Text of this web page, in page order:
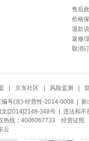
售后
价格
退款
返修/
取消
京东社区 风险监测
号(京)-经营性-2014-0008 | 新
文[2014]2148-348号| 违法和不
热线：4006067733 经营证照
云